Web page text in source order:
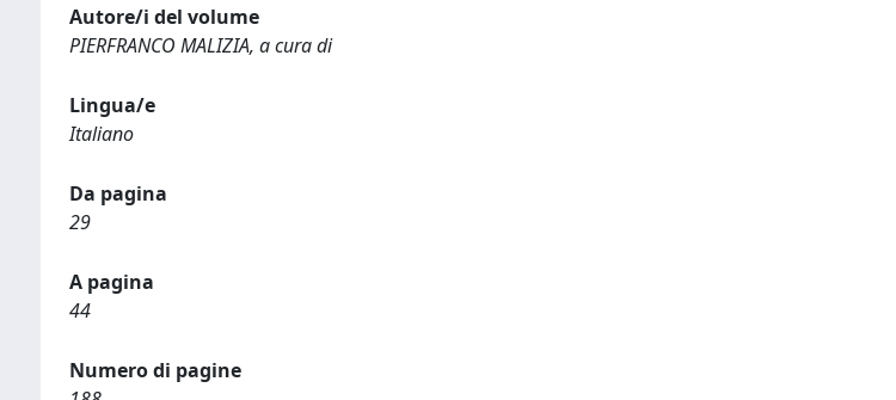
Autore/i del volume
PIERFRANCO MALIZIA, a cura di
Lingua/e
Italiano
Da pagina
29
A pagina
44
Numero di pagine